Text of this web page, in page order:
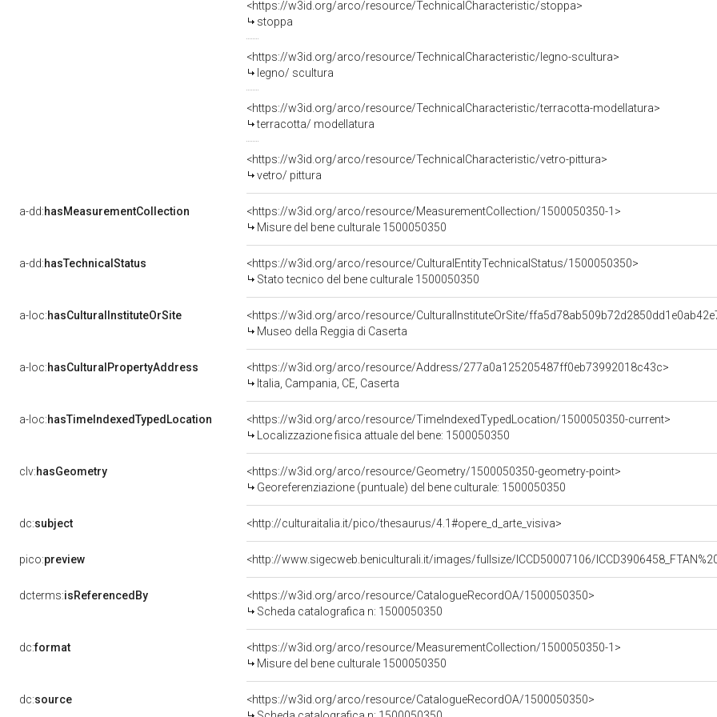
<https://w3id.org/arco/resource/TechnicalCharacteristic/stoppa>
stoppa
<https://w3id.org/arco/resource/TechnicalCharacteristic/legno-scultura>
legno/ scultura
<https://w3id.org/arco/resource/TechnicalCharacteristic/terracotta-modellatura>
terracotta/ modellatura
<https://w3id.org/arco/resource/TechnicalCharacteristic/vetro-pittura>
vetro/ pittura
a-dd:hasMeasurementCollection
<https://w3id.org/arco/resource/MeasurementCollection/1500050350-1>
Misure del bene culturale 1500050350
a-dd:hasTechnicalStatus
<https://w3id.org/arco/resource/CulturalEntityTechnicalStatus/1500050350>
Stato tecnico del bene culturale 1500050350
a-loc:hasCulturalInstituteOrSite
<https://w3id.org/arco/resource/CulturalInstituteOrSite/
Museo della Reggia di Caserta
a-loc:hasCulturalPropertyAddress
<https://w3id.org/arco/resource/Address/277a0a125205487ff0eb73992018c43c>
Italia, Campania, CE, Caserta
a-loc:hasTimeIndexedTypedLocation
<https://w3id.org/arco/resource/TimeIndexedTypedLocation/1500050350-current>
Localizzazione fisica attuale del bene: 1500050350
clv:hasGeometry
<https://w3id.org/arco/resource/Geometry/1500050350-geometry-point>
Georeferenziazione (puntuale) del bene culturale: 1500050350
dc:subject <http://culturaitalia.it/pico/thesaurus/4.1#opere_d_arte_visiva>
pico:preview <http://www.sigecweb.beniculturali.it/images/fullsize/ICCD50007106/
dcterms:isReferencedBy
<https://w3id.org/arco/resource/CatalogueRecordOA/1500050350>
Scheda catalografica n: 1500050350
dc:format
<https://w3id.org/arco/resource/MeasurementCollection/1500050350-1>
Misure del bene culturale 1500050350
dc:source
<https://w3id.org/arco/resource/CatalogueRecordOA/1500050350>